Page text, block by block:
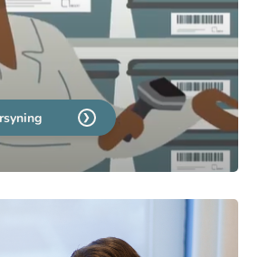
er et lagersystem som
seg selv og som forenkler og
materiellbestilling for
sykehus, hjemmetjenester og
legevakter.
ascan.no
Vis mindre
E-læringsplattform